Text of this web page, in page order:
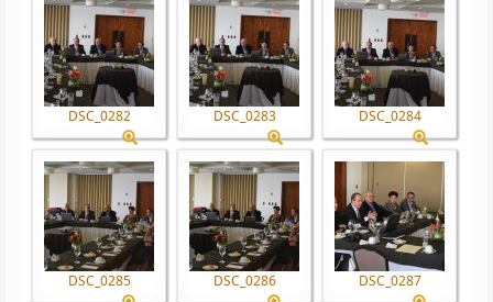
DSC_0282 DSC_0283 DSC_0284
DSC_0285 DSC_0286 DSC_0287